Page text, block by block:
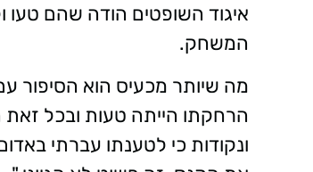
איגוד השופטים הודה שהם
המשחק.
מה שיותר מכעיס הוא הסיפור
ונקודות כי לטענתו עברתי